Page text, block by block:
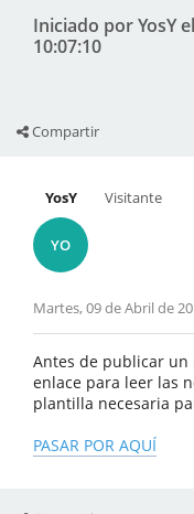
Iniciado por YosY
10:07:10
Compartir
YosY
YO
Visitante
Martes, 09 de Abril de
Antes de publicar un
enlace para leer las
plantilla necesaria
PASAR POR AQUÍ